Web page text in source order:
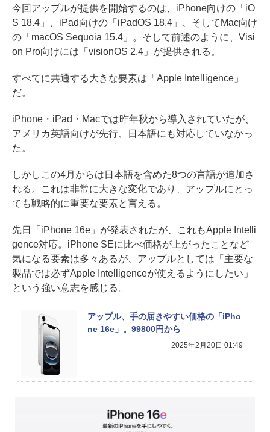
今回アップルが提供を開始するのは、iPhone向けの「iO
S 18.4」、iPad向けの「iPadOS 18.4」、そしてMac向け
の「macOS Sequoia 15.4」。そして前述のように、Visi
on Pro向けには「visionOS 2.4」が提供される。
すべてに共通する大きな要素は「Apple Intelligence」
だ。
iPhone・iPad・Macでは昨年秋から導入されていたが、
アメリカ英語向けが先行、日本語にも対応していなかっ
た。
しかしこの4月からは日本語を含めた8つの言語が追加さ
れる。これは非常に大きな変化であり、アップルにとっ
ても戦略的に重要な要素と言える。
先日「iPhone 16e」が発表されたが、これもApple Intelli
gence対応。iPhone SEに比べ価格が上がったことなど
気になる要素は多々あるが、アップルとしては「主要な
製品では必ずApple Intelligenceが使えるようにしたい」
という強い意志を感じる。
アップル、手の届きやすい価格の「iPho
ne 16e」。99800円から
2025年2月20日 01:49